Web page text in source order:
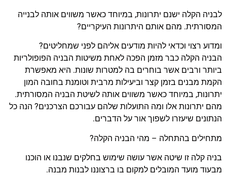
לבניה הקלה ישנם יתרונות, במיוחד כאשר משווים אותה לבנייה
המסורתית. מהם אותם היתרונות העיקריים?
ומדוע רצוי וכדאי להיות מודעים אליהם לפני שמחליטים?
הבניה הקלה כבר מזמן הפכה לאחת משיטות הבניה הפופולריות
ביותר ורבים אשר בוחרים בה למטרות שונות. היא מאפשרת
הקמת מבנים בזמן קצר וביעילות מרבית וטומנת בחובה המון
יתרונות, במיוחד כאשר משווים אותה לשיטת הבניה המסורתית.
מהם יתרונות אלו ומה התועלות שלהם עבורכם הצרכנים? הנה כל
הנתונים שיעזרו לשפוך אור על הדברים.
מתחילים בהתחלה – מהי הבניה הקלה?
בניה קלה זו שיטה אשר עושה שימוש בחלקים שנבנו או הוכנו
מבעוד מועד המובלים למקום בו ברצוננו לבנות מבנה.